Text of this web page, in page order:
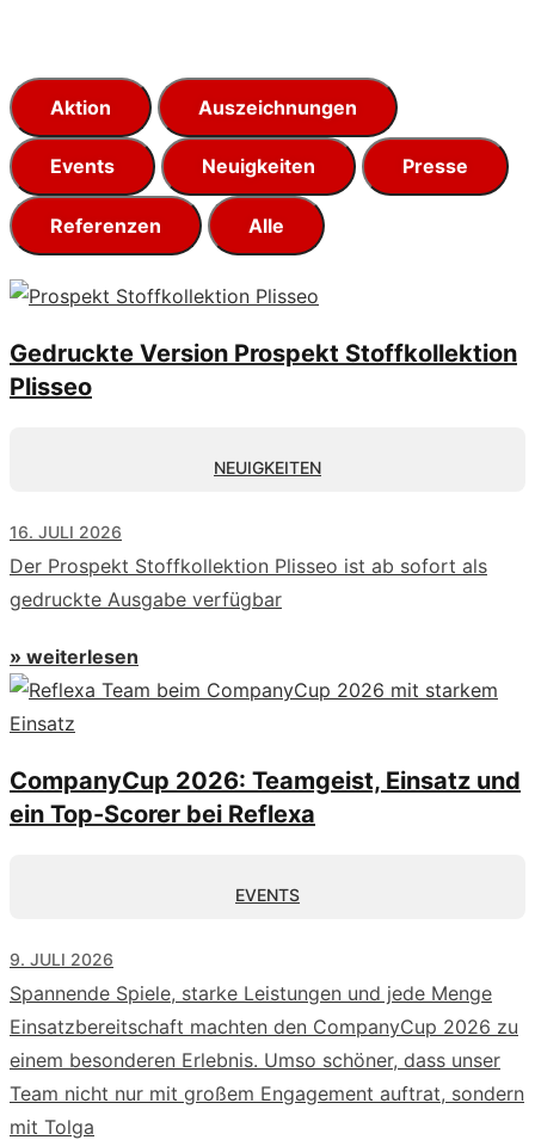
Aktion Auszeichnungen
Events Neuigkeiten Presse
Referenzen Alle
Gedruckte Version Prospekt Stoffkollektion
Plisseo
NEUIGKEITEN
16. JULI 2026
Der Prospekt Stoffkollektion Plisseo ist ab sofort als
gedruckte Ausgabe verfügbar
» weiterlesen
CompanyCup 2026: Teamgeist, Einsatz und
ein Top-Scorer bei Reflexa
EVENTS
9. JULI 2026
Spannende Spiele, starke Leistungen und jede Menge
Einsatzbereitschaft machten den CompanyCup 2026 zu
einem besonderen Erlebnis. Umso schöner, dass unser
Team nicht nur mit großem Engagement auftrat, sondern
mit Tolga